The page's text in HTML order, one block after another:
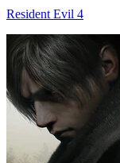
Resident Evil 4